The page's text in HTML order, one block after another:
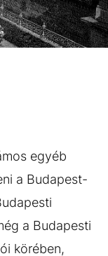
egyéb
a Budapest-
a Budapesti
körében,